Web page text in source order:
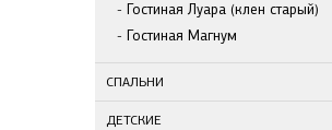
Гостиная Луара (клен старый)
Гостиная Магнум
СПАЛЬНИ
ДЕТСКИЕ